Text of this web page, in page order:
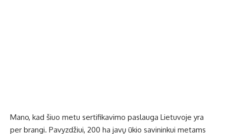
Mano, kad šiuo metu sertifikavimo paslauga Lietuvoje yra
per brangi. Pavyzdžiui, 200 ha javų ūkio savininkui metams